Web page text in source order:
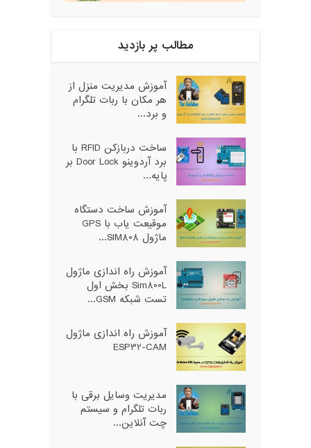
مطالب پر بازدید
آموزش مدیریت منزل از
هر مکان با ربات تلگرام
و برد...
ساخت دربازکن RFID با
برد آردوینو Door Lock بر
پایه...
آموزش ساخت دستگاه
موقیعت یاب با GPS
ماژول SIM808...
آموزش راه اندازی ماژول
Sim800L بخش اول
تست شبکه GSM...
آموزش راه اندازی ماژول
ESP32-CAM
مدیریت وسایل برقی با
ربات تلگرام و سیستم
چت آنلاین...